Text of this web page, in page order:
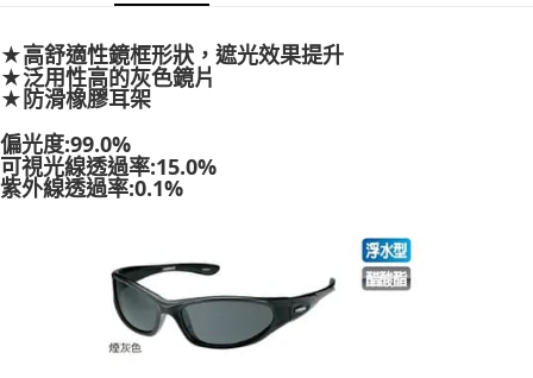
國泰世華商業銀行
匯豐（台灣）商業銀行
華泰商業銀行
聯邦商業銀行
元大商業銀行
玉山商業銀行
台新國際商業銀行
台灣樂天信用卡公司
悠遊付
相關說明
【大哥付你分期使用說明】
1.本服務由台灣大哥大提供，台灣大哥大用戶可立即使用無須另外申請。
流程，驗證手機門號後，選擇欲分期的期數、繳款截止日，確認付款後即完
3.實際核准額度、可分期數及費用金額請依後續交易確認頁面所載為準。
4.訂單成立30分鐘內，如未前往確認交易或遇審核未通過，訂單將自動取
消。如遇「轉專審核」未通過狀況，表示未達大哥付你分期系統評分，恕無
法說明評估內容。
AFTEE先享後付
AFTEE先享後付是「在收到商品之後才付款」的支付方式。 讓您購物簡單
便利好安心！
１．簡單：不需註冊會員、不需綁卡、不需儲值。
２．便利：只要手機號碼，簡訊認證，即可結帳。
３．安心：先確認商品／服務後，再付款。
★高舒適性鏡框形狀，遮光效果提升
★泛用性高的灰色鏡片
★防滑橡膠耳架
偏光度:99.0%
可視光線透過率:15.0%
紫外線透過率:0.1%